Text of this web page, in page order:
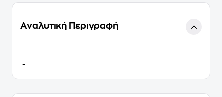
Αναλυτική Περιγραφή
-